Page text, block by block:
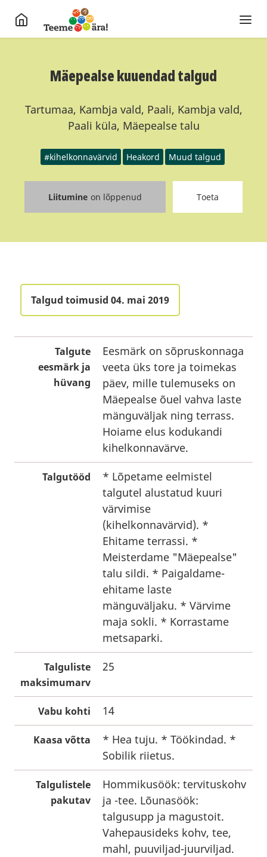
Mäepealse kuuendad talgud
Tartumaa, Kambja vald, Paali, Kambja vald,
Paali küla, Mäepealse talu
#kihelkonnavärvid Heakord Muud talgud
Liitumine on lõppenud Toeta
Talgud toimusid 04. mai 2019
Talgute
eesmärk ja
hüvang
Eesmärk on sõpruskonnaga
veeta üks tore ja toimekas
päev, mille tulemuseks on
Mäepealse õuel vahva laste
mänguväljak ning terrass.
Hoiame elus kodukandi
kihelkonnavärve.
Talgutööd
* Lõpetame eelmistel
talgutel alustatud kuuri
värvimise
(kihelkonnavärvid). *
Ehitame terrassi. *
Meisterdame "Mäepealse"
talu sildi. * Paigaldame-
ehitame laste
mänguväljaku. * Värvime
maja sokli. * Korrastame
metsaparki.
Talguliste
maksimumarv
25
Vabu kohti 14
Kaasa võtta
* Hea tuju. * Töökindad. *
Sobilik riietus.
Talgulistele
pakutav
Hommikusöök: tervituskohv
ja -tee. Lõunasöök:
talgusupp ja magustoit.
Vahepausideks kohv, tee,
mahl, puuviljad-juurviljad.